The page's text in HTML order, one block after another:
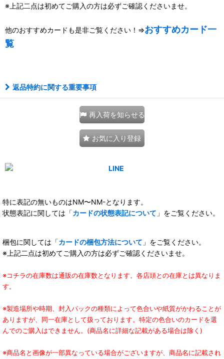
※上記二点は初めてご購入の方は必ずご確認くださいませ。
他のおすすめカードも是非ご覧ください！⇒おすすめカード一
覧
返品特約に関する重要事項
再入荷を知らせる
お気に入り登録
特に表記の無いものはNM〜NM-となります。
状態表記に関しては「カードの状態表記について 」をご覧ください。
梱包に関しては「カードの梱包方法について 」をご覧ください。
※上記二点は初めてご購入の方は必ずご確認くださいませ。
※コチラの在庫数は通販の在庫数となります。各店頭との在庫とは異なりま
す。
※製造場所や時期、封入パックの種類によって色合いや紙質がかわることが
ありますが、同一在庫として扱っております。特定の色合いのカードを選
んでのご購入はできません。(商品名に詳細な記載がある場合は除く)
※商品名と画像が一部異なっている場合がございますが、商品名に記載され